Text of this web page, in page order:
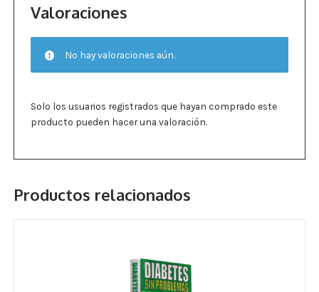
Cocó March
Multivitaminas Adultos 50 Años A Más
Valoraciones
No hay valoraciones aún.
Solo los usuarios registrados que hayan comprado este
producto pueden hacer una valoración.
Productos relacionados